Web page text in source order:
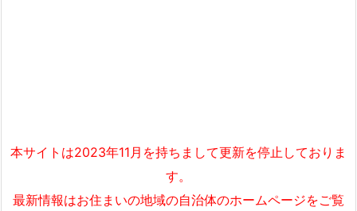
本サイトは2023年11月を持ちまして更新を停止しておりま
す。
最新情報はお住まいの地域の自治体のホームページをご覧